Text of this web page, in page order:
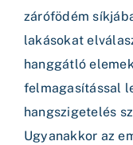
zárófödém
lakásokat
hanggátló
felmagasítással
hangszigetelés
Ugyanakkor az